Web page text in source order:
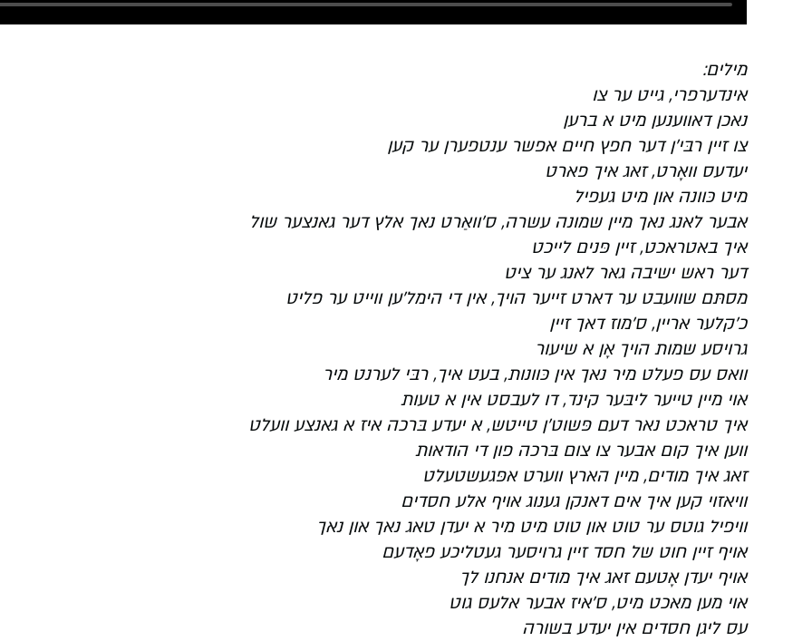
מילים:
אינדערפרי, גייט ער צו
נאכן דאווענען מיט א ברען
צו זיין רבּי'ן דער חפץ חיים אפשר ענטפערן ער קען
יעדעס וואָרט, זאג איך פארט
מיט כּוונה און מיט געפיל
אבער לאנג נאך מיין שמונה עשרה, ס'וואַרט נאך אלץ דער גאנצער שול
איך באטראכט, זיין פּנים לייכט
דער ראש ישיבה גאר לאנג ער ציט
מסתּם שוועבט ער דארט זייער הויך, אין די הימל'ען ווייט ער פליט
כ'קלער אריין, ס'מוז דאך זיין
גרויסע שמות הויך אָן א שיעור
וואס עס פעלט מיר נאך אין כּוונות, בעט איך, רבּי לערנט מיר
אוי מיין טייער ליבּער קינד, דו לעבסט אין א טעות
איך טראכט נאר דעם פּשוט'ן טייטש, א יעדע בּרכה איז א גאנצע וועלט
ווען איך קום אבער צו צום בּרכה פון די הודאות
זאג איך מודים, מיין הארץ ווערט אפּגעשטעלט
וויאזוי קען איך אים דאנקן גענוג אויף אלע חסדים
וויפיל גוטס ער טוט און טוט מיט מיר א יעדן טאג נאך און נאך
אויף זיין חוט של חסד זיין גרויסער געטליכע פאָדעם
אויף יעדן אָטעם זאג איך מודים אנחנו לך
אוי מען מאכט מיט, ס'איז אבער אלעס גוט
עס ליגן חסדים אין יעדע בשורה